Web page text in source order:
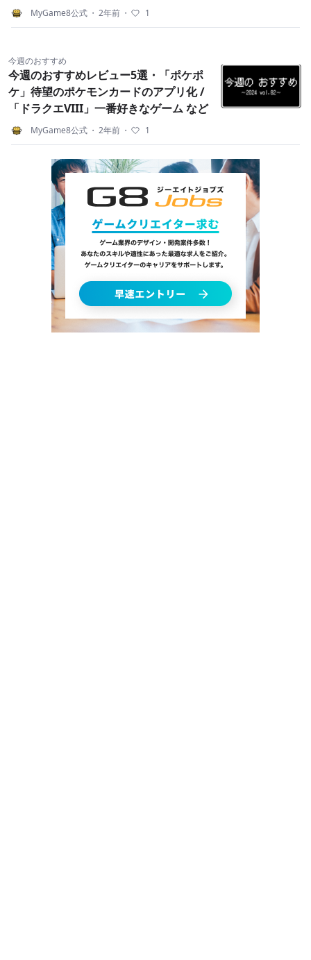
MyGame8公式 ・ 2年前 ・ 1
今週のおすすめ
今週のおすすめレビュー5選・「ポケポ
ケ」待望のポケモンカードのアプリ化 /
「ドラクエVIII」一番好きなゲーム など
MyGame8公式 ・ 2年前 ・ 1